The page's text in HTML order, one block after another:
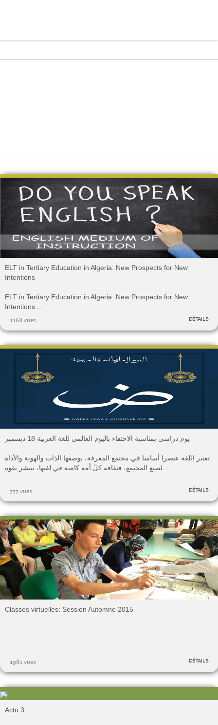
ELT in Tertiary Education in Algeria: New Prospects for New
Intentions
ELT in Tertiary Education in Algeria: New Prospects for New
Intentions ...
1168 vues DÉTAILS
يوم دراسي بمناسبة الاحتفاء باليوم العالمي للغة العربية 18 ديسمبر
تعتبر اللغة عنصرا أساسا في مجتمع المعرفة، بوصفها الذات والهوية والأداة
777 vues DÉTAILS
Classes virtuelles: Session Automne 2015
1981 vues DÉTAILS
Actu 3